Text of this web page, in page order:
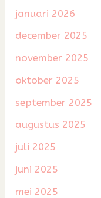
januari 2026
december 2025
november 2025
oktober 2025
september 2025
augustus 2025
juli 2025
juni 2025
mei 2025